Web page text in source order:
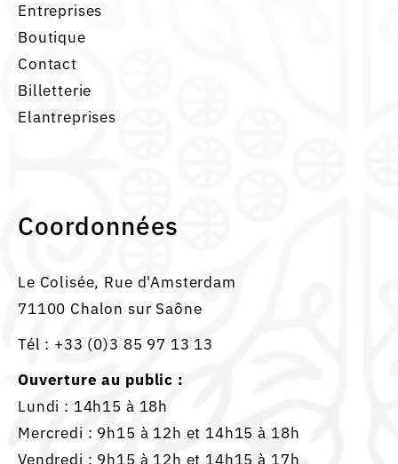
Entreprises
Boutique
Contact
Billetterie
Elantreprises
Coordonnées
Le Colisée, Rue d'Amsterdam
71100 Chalon sur Saône
Tél : +33 (0)3 85 97 13 13
Ouverture au public :
Lundi : 14h15 à 18h
Mercredi : 9h15 à 12h et 14h15 à 18h
Vendredi : 9h15 à 12h et 14h15 à 17h